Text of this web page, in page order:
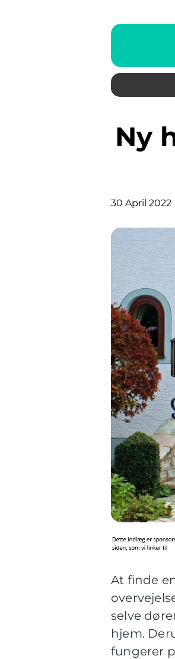
Ny hoveddør? Sådan finder du
30 April 2022
At finde
selve
hjem.
fungerer